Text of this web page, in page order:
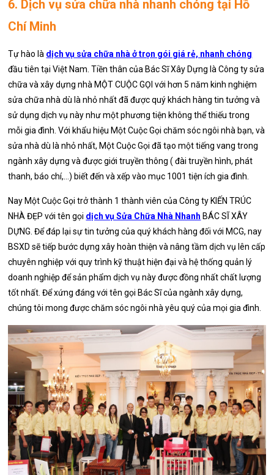
6. Dịch vụ sửa chữa nhà nhanh chóng tại Hồ
Chí Minh
Tự hào là dịch vụ sửa chữa nhà ở trọn gói giá rẻ, nhanh chóng
đầu tiên tại Việt Nam. Tiền thân của Bác Sĩ Xây Dựng là Công ty sửa
chữa và xây dựng nhà MỘT CUỘC GỌI với hơn 5 năm kinh nghiệm
sửa chữa nhà dù là nhỏ nhất đã được quý khách hàng tin tưởng và
sử dụng dịch vụ này như một phương tiện không thể thiếu trong
mỗi gia đình. Với khẩu hiệu Một Cuộc Gọi chăm sóc ngôi nhà bạn, và
sửa nhà dù là nhỏ nhất, Một Cuộc Gọi đã tạo một tiếng vang trong
ngành xây dựng và được giới truyền thông ( đài truyền hình, phát
thanh, báo chí,…) biết đến và xếp vào mục 1001 tiện ích gia đình.
Nay Một Cuộc Gọi trở thành 1 thành viên của Công ty KIẾN TRÚC
NHÀ ĐẸP với tên gọi dịch vụ Sửa Chữa Nhà Nhanh BÁC SĨ XÂY
DỰNG. Để đáp lại sự tin tưởng của quý khách hàng đối với MCG, nay
BSXD sẽ tiếp bước dựng xây hoàn thiện và nâng tầm dịch vụ lên cấp
chuyên nghiệp với quy trình kỹ thuật hiện đại và hệ thống quản lý
doanh nghiệp để sản phẩm dịch vụ này được đồng nhất chất lượng
tốt nhất. Để xứng đáng với tên gọi Bác Sĩ của ngành xây dựng,
chúng tôi mong được chăm sóc ngôi nhà yêu quý của mọi gia đình.